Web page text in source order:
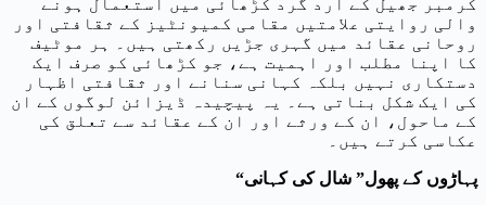
کرمبر جھیل کے ارد گرد کڑھائی میں استعمال ہونے
والی روایتی علامتیں مقامی کمیونٹیز کے ثقافتی اور
روحانی عقائد میں گہری جڑیں رکھتی ہیں۔ ہر موٹیف
کا اپنا مطلب اور اہمیت ہے، جو کڑھائی کو صرف ایک
دستکاری نہیں بلکہ کہانی سنانے اور ثقافتی اظہار
کی ایک شکل بناتی ہے۔ یہ پیچیدہ ڈیزائن لوگوں کے ان
کے ماحول، ان کے ورثے اور ان کے عقائد سے تعلق کی
عکاسی کرتے ہیں۔
“پہاڑوں کے پھول” شال کی کہانی